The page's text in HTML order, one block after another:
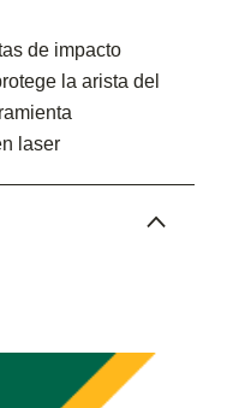
de impacto
la arista del
laser